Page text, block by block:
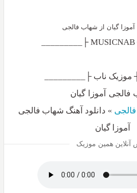
گیان از شهاب فالجی
موزیک ناب ├_________
فالجی آموزا گیان
» دانلود آهنگ شهاب فالجی
آموزا گیان
آنلاین همین موزیک